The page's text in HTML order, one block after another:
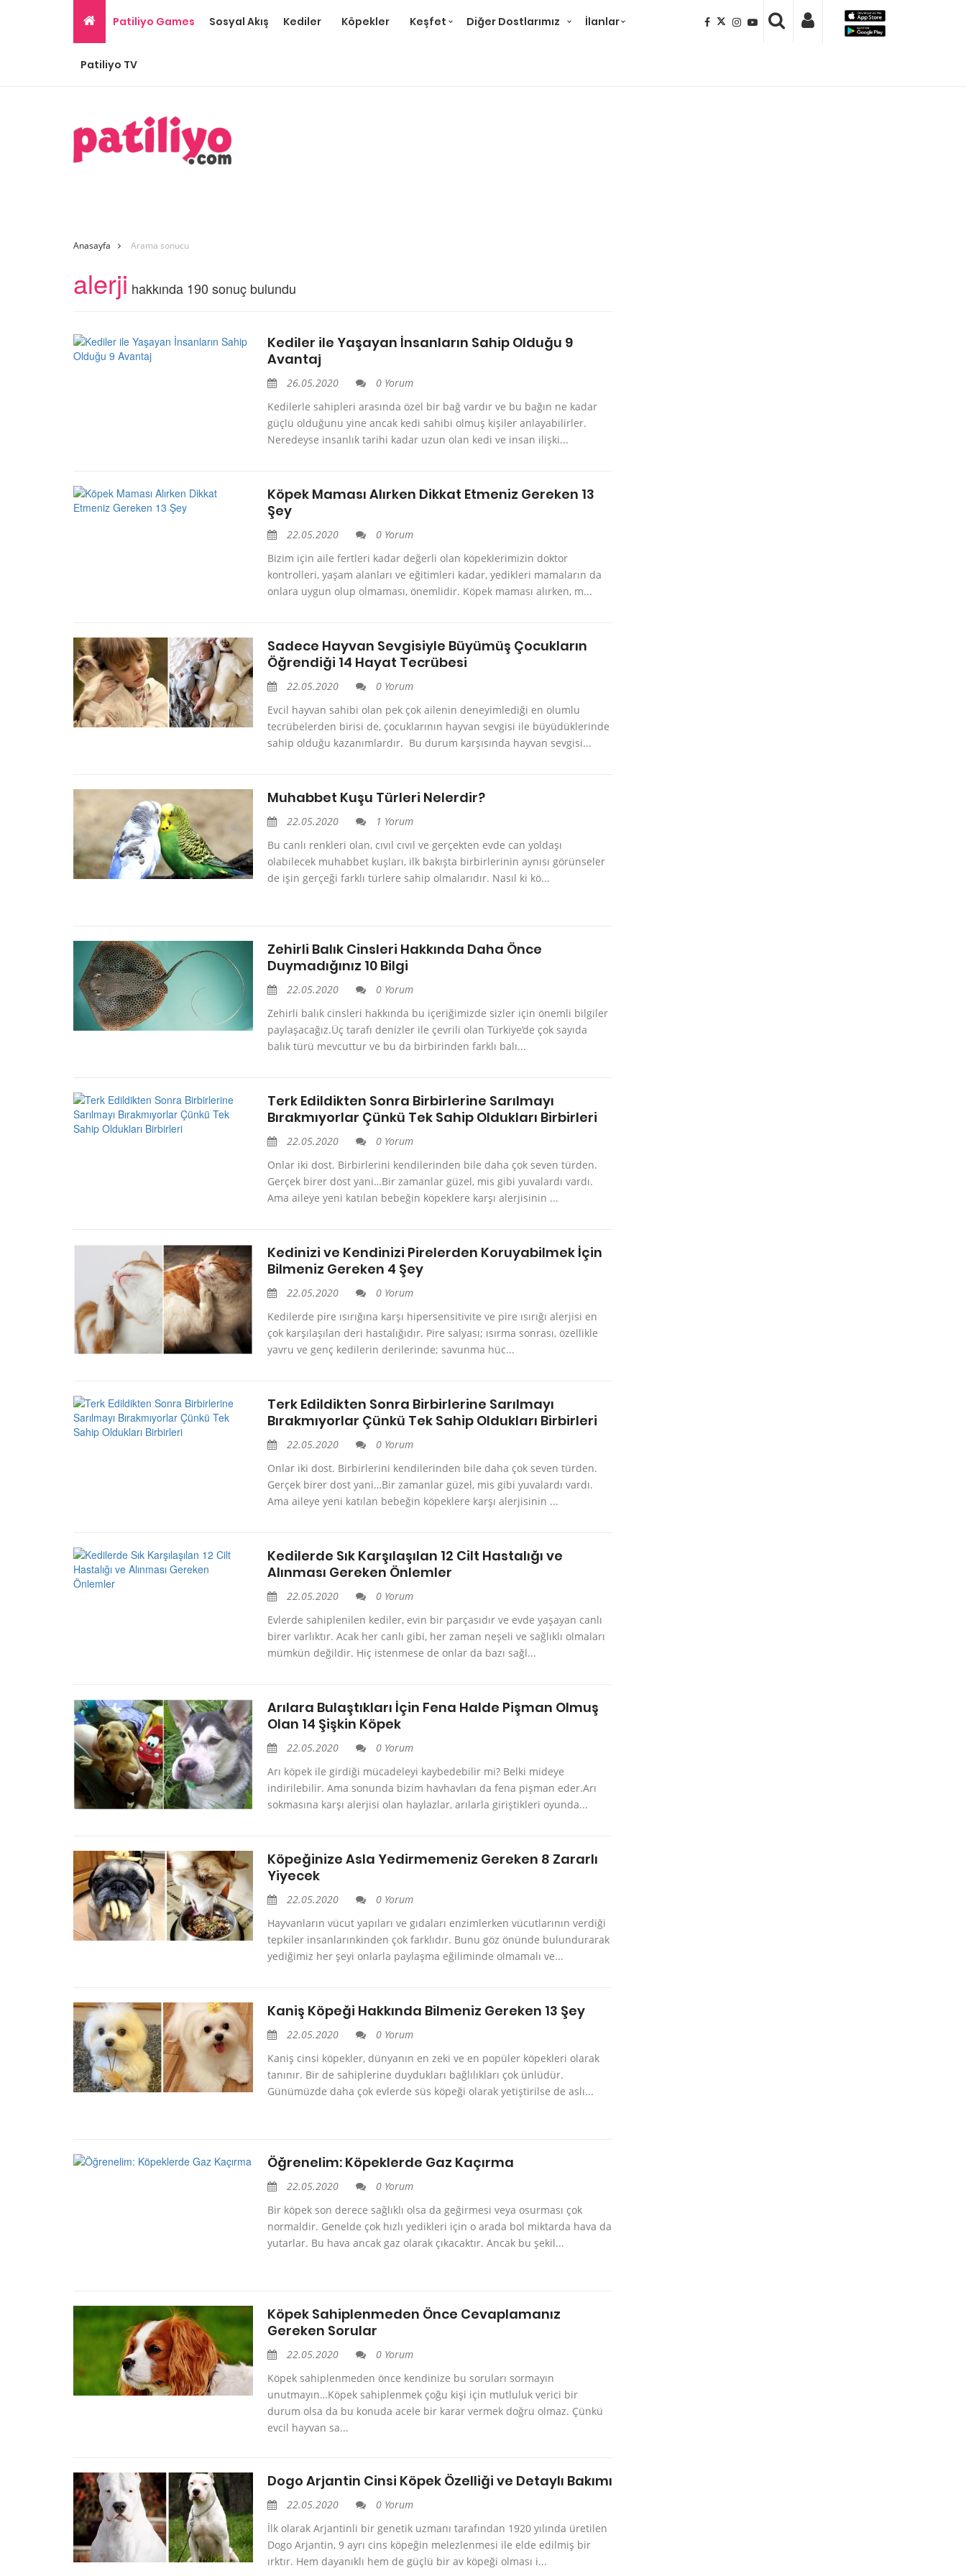
Patiliyo Games Sosyal Akış Kediler Köpekler Keşfet Diğer Dostlarımız İlanlar
Patiliyo TV
Anasayfa Arama sonucu
alerji hakkında 190 sonuç bulundu
Kediler ile Yaşayan İnsanların Sahip Olduğu 9
Avantaj
26.05.2020
0 Yorum
Kedilerle sahipleri arasında özel bir bağ vardır ve bu bağın ne kadar
güçlü olduğunu yine ancak kedi sahibi olmuş kişiler anlayabilirler.
Neredeyse insanlık tarihi kadar uzun olan kedi ve insan ilişki...
Köpek Maması Alırken Dikkat Etmeniz Gereken 13
Şey
22.05.2020
0 Yorum
Bizim için aile fertleri kadar değerli olan köpeklerimizin doktor
kontrolleri, yaşam alanları ve eğitimleri kadar, yedikleri mamaların da
onlara uygun olup olmaması, önemlidir. Köpek maması alırken, m...
Sadece Hayvan Sevgisiyle Büyümüş Çocukların
Öğrendiği 14 Hayat Tecrübesi
22.05.2020
0 Yorum
Evcil hayvan sahibi olan pek çok ailenin deneyimlediği en olumlu
tecrübelerden birisi de, çocuklarının hayvan sevgisi ile büyüdüklerinde
sahip olduğu kazanımlardır. Bu durum karşısında hayvan sevgisi...
Muhabbet Kuşu Türleri Nelerdir?
22.05.2020
1 Yorum
Bu canlı renkleri olan, cıvıl cıvıl ve gerçekten evde can yoldaşı
olabilecek muhabbet kuşları, ilk bakışta birbirlerinin aynısı görünseler
de işin gerçeği farklı türlere sahip olmalarıdır. Nasıl ki kö...
Zehirli Balık Cinsleri Hakkında Daha Önce
Duymadığınız 10 Bilgi
22.05.2020
0 Yorum
Zehirli balık cinsleri hakkında bu içeriğimizde sizler için önemli bilgiler
paylaşacağız.Üç tarafı denizler ile çevrili olan Türkiye’de çok sayıda
balık türü mevcuttur ve bu da birbirinden farklı balı...
Terk Edildikten Sonra Birbirlerine Sarılmayı
Bırakmıyorlar Çünkü Tek Sahip Oldukları Birbirleri
22.05.2020
0 Yorum
Onlar iki dost. Birbirlerini kendilerinden bile daha çok seven türden.
Gerçek birer dost yani…Bir zamanlar güzel, mis gibi yuvalardı vardı.
Ama aileye yeni katılan bebeğin köpeklere karşı alerjisinin ...
Kedinizi ve Kendinizi Pirelerden Koruyabilmek İçin
Bilmeniz Gereken 4 Şey
22.05.2020
0 Yorum
Kedilerde pire ısırığına karşı hipersensitivite ve pire ısırığı alerjisi en
çok karşılaşılan deri hastalığıdır. Pire salyası; ısırma sonrası, özellikle
yavru ve genç kedilerin derilerinde; savunma hüc...
Terk Edildikten Sonra Birbirlerine Sarılmayı
Bırakmıyorlar Çünkü Tek Sahip Oldukları Birbirleri
22.05.2020
0 Yorum
Onlar iki dost. Birbirlerini kendilerinden bile daha çok seven türden.
Gerçek birer dost yani…Bir zamanlar güzel, mis gibi yuvalardı vardı.
Ama aileye yeni katılan bebeğin köpeklere karşı alerjisinin ...
Kedilerde Sık Karşılaşılan 12 Cilt Hastalığı ve
Alınması Gereken Önlemler
22.05.2020
0 Yorum
Evlerde sahiplenilen kediler, evin bir parçasıdır ve evde yaşayan canlı
birer varlıktır. Acak her canlı gibi, her zaman neşeli ve sağlıklı olmaları
mümkün değildir. Hiç istenmese de onlar da bazı sağl...
Arılara Bulaştıkları İçin Fena Halde Pişman Olmuş
Olan 14 Şişkin Köpek
22.05.2020
0 Yorum
Arı köpek ile girdiği mücadeleyi kaybedebilir mi? Belki mideye
indirilebilir. Ama sonunda bizim havhavları da fena pişman eder.Arı
sokmasına karşı alerjisi olan haylazlar, arılarla giriştikleri oyunda...
Köpeğinize Asla Yedirmemeniz Gereken 8 Zararlı
Yiyecek
22.05.2020
0 Yorum
Hayvanların vücut yapıları ve gıdaları enzimlerken vücutlarının verdiği
tepkiler insanlarınkinden çok farklıdır. Bunu göz önünde bulundurarak
yediğimiz her şeyi onlarla paylaşma eğiliminde olmamalı ve...
Kaniş Köpeği Hakkında Bilmeniz Gereken 13 Şey
22.05.2020
0 Yorum
Kaniş cinsi köpekler, dünyanın en zeki ve en popüler köpekleri olarak
tanınır. Bir de sahiplerine duydukları bağlılıkları çok ünlüdür.
Günümüzde daha çok evlerde süs köpeği olarak yetiştirilse de aslı...
Öğrenelim: Köpeklerde Gaz Kaçırma
22.05.2020
0 Yorum
Bir köpek son derece sağlıklı olsa da geğirmesi veya osurması çok
normaldir. Genelde çok hızlı yedikleri için o arada bol miktarda hava da
yutarlar. Bu hava ancak gaz olarak çıkacaktır. Ancak bu şekil...
Köpek Sahiplenmeden Önce Cevaplamanız
Gereken Sorular
22.05.2020
0 Yorum
Köpek sahiplenmeden önce kendinize bu soruları sormayın
unutmayın…Köpek sahiplenmek çoğu kişi için mutluluk verici bir
durum olsa da bu konuda acele bir karar vermek doğru olmaz. Çünkü
evcil hayvan sa...
Dogo Arjantin Cinsi Köpek Özelliği ve Detaylı Bakımı
22.05.2020
0 Yorum
İlk olarak Arjantinli bir genetik uzmanı tarafından 1920 yılında üretilen
Dogo Arjantin, 9 ayrı cins köpeğin melezlenmesi ile elde edilmiş bir
ırktır. Hem dayanıklı hem de güçlü bir av köpeği olması i...